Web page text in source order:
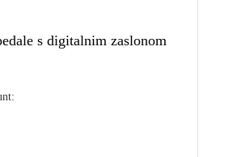
s digitalnim zaslonom